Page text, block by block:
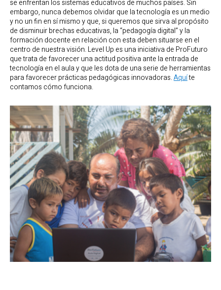
se enfrentan los sistemas educativos de muchos países. Sin
embargo, nunca debemos olvidar que la tecnología es un medio
y no un fin en sí mismo y que, si queremos que sirva al propósito
de disminuir brechas educativas, la “pedagogía digital” y la
formación docente en relación con esta deben situarse en el
centro de nuestra visión. Level Up es una iniciativa de ProFuturo
que trata de favorecer una actitud positiva ante la entrada de
tecnología en el aula y que les dota de una serie de herramientas
para favorecer prácticas pedagógicas innovadoras.Aquíte
contamos cómo funciona.